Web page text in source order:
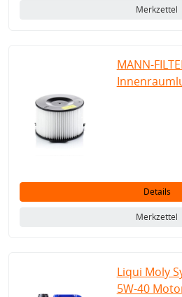
Merkzettel
MANN-
Details
Merkzettel
Liqui Moly
5W-40